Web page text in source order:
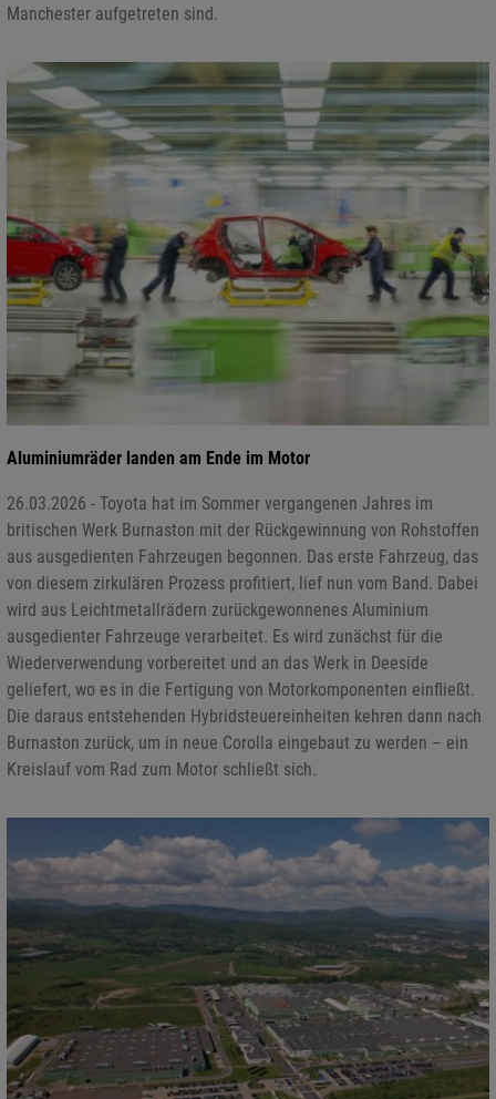
Manchester aufgetreten sind.
Aluminiumräder landen am Ende im Motor
26.03.2026 - Toyota hat im Sommer vergangenen Jahres im
britischen Werk Burnaston mit der Rückgewinnung von Rohstoffen
aus ausgedienten Fahrzeugen begonnen. Das erste Fahrzeug, das
von diesem zirkulären Prozess profitiert, lief nun vom Band. Dabei
wird aus Leichtmetallrädern zurückgewonnenes Aluminium
ausgedienter Fahrzeuge verarbeitet. Es wird zunächst für die
Wiederverwendung vorbereitet und an das Werk in Deeside
geliefert, wo es in die Fertigung von Motorkomponenten einfließt.
Die daraus entstehenden Hybridsteuereinheiten kehren dann nach
Burnaston zurück, um in neue Corolla eingebaut zu werden – ein
Kreislauf vom Rad zum Motor schließt sich.